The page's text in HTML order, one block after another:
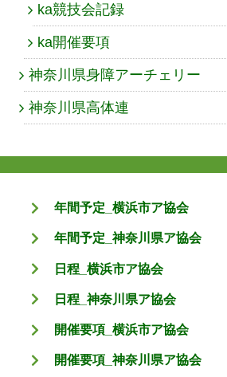
ka競技会記録
ka開催要項
神奈川県身障アーチェリー
神奈川県高体連
年間予定_横浜市ア協会
年間予定_神奈川県ア協会
日程_横浜市ア協会
日程_神奈川県ア協会
開催要項_横浜市ア協会
開催要項_神奈川県ア協会